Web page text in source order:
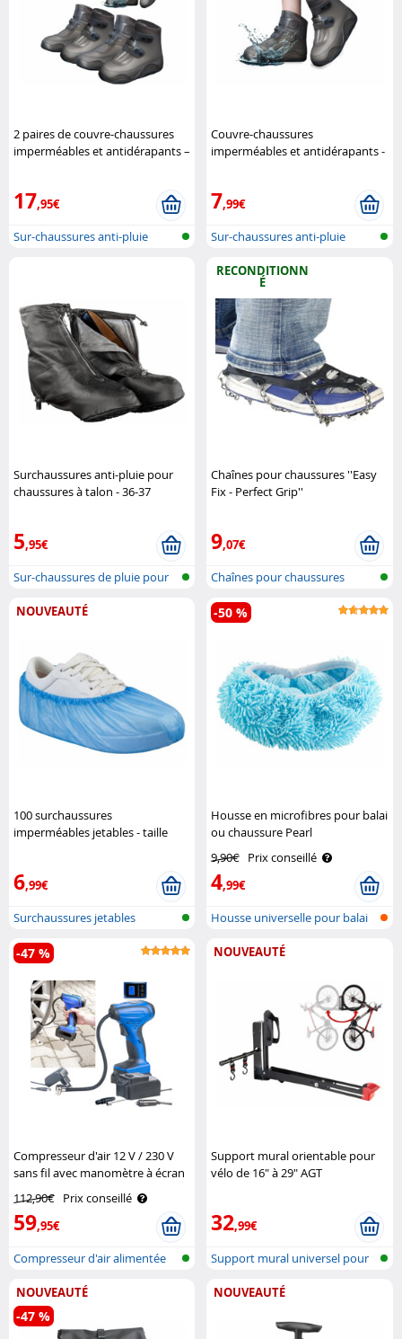
2 paires de couvre-chaussures
imperméables et antidérapants –
17,95€
Sur-chaussures anti-pluie
Couvre-chaussures
imperméables et antidérapants -
7,99€
Sur-chaussures anti-pluie
Surchaussures anti-pluie pour
chaussures à talon - 36-37
5,95€
Sur-chaussures de pluie pour
RECONDITIONN
É
Chaînes pour chaussures ''Easy
Fix - Perfect Grip''
9,07€
Chaînes pour chaussures
NOUVEAUTÉ
100 surchaussures
imperméables jetables - taille
6,99€
Surchaussures jetables
Housse en microfibres pour balai
ou chaussure Pearl
9,90€ Prix conseillé
4,99€
-50 %
Housse universelle pour balai
Compresseur d'air 12 V / 230 V
sans fil avec manomètre à écran
112,90€ Prix conseillé
59,95€
-47 %
Compresseur d'air alimentée
NOUVEAUTÉ
Support mural orientable pour
vélo de 16" à 29" AGT
32,99€
Support mural universel pour
NOUVEAUTÉ
-47 %
NOUVEAUTÉ